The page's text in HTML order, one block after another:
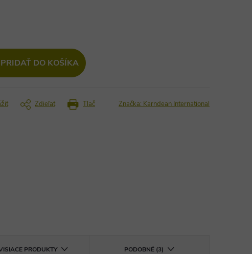
PRIDAŤ DO KOŠÍKA
Tlač
Zdieľať Značka: Karndean International
PRODUKTY PODOBNÉ (3)